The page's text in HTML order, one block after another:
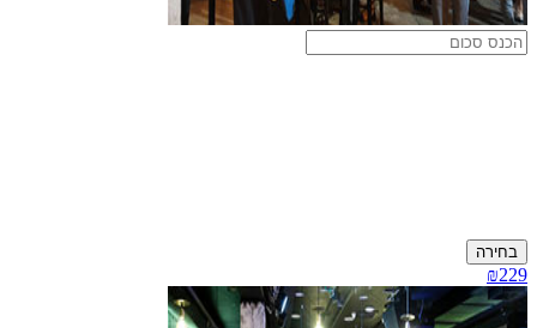
בחירה
₪229